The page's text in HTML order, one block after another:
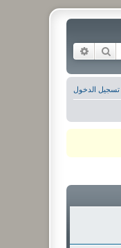
بحث
تسجيل الدخول